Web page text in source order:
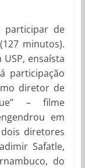
participar de
minutos).
ensaísta
participação
diretor de
– filme
em
diretores
Safatle,
do